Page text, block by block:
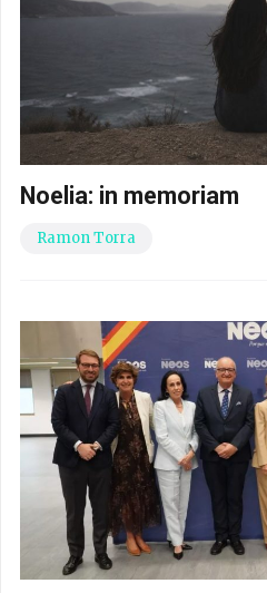
Noelia: in memoriam
Ramon Torra